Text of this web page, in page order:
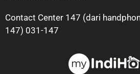
Contact Center 147 (dari
147) 031-147